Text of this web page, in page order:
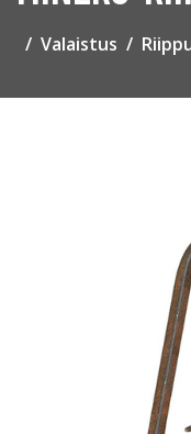
Valaistus